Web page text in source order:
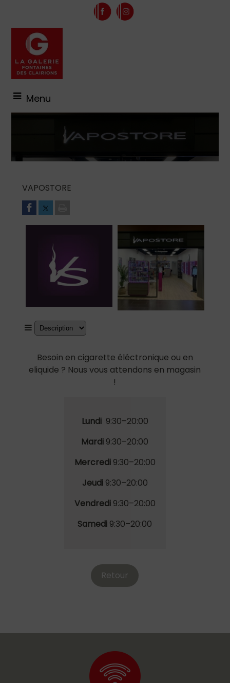
Menu
VAPOSTORE
Besoin en cigarette éléctronique ou en
eliquide ? Nous vous attendons en magasin
!
Lundi 9:30–20:00
Mardi 9:30–20:00
Mercredi9:30–20:00
Jeudi9:30–20:00
Vendredi9:30–20:00
Samedi 9:30–20:00
Retour